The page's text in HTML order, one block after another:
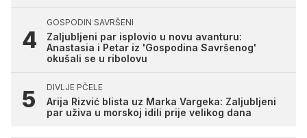
GOSPODIN SAVRŠENI
Zaljubljeni par isplovio u novu avanturu:
Anastasia i Petar iz 'Gospodina Savršenog'
okušali se u ribolovu
DIVLJE PČELE
Arija Rizvić blista uz Marka Vargeka: Zaljubljeni
par uživa u morskoj idili prije velikog dana